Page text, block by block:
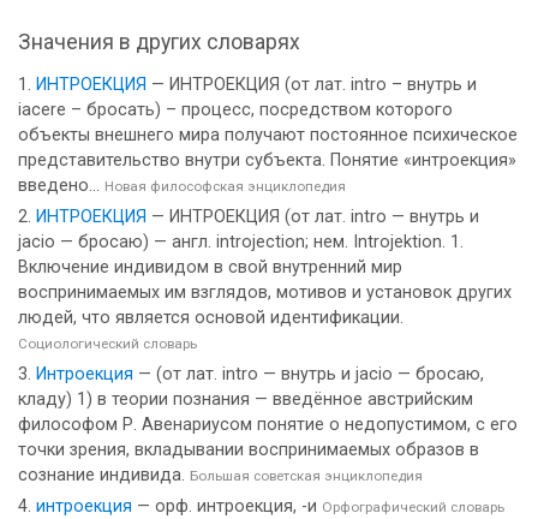
Значения в других словарях
ИНТРОЕКЦИЯ — ИНТРОЕКЦИЯ (от лат. intro – внутрь и
іacere – бросать) – процесс, посредством которого
объекты внешнего мира получают постоянное психическое
представительство внутри субъекта. Понятие «интроекция»
введено... Новая философская энциклопедия
ИНТРОЕКЦИЯ — ИНТРОЕКЦИЯ (от лат. intro — внутрь и
jacio — бросаю) — англ. introjection; нем. Introjektion. 1.
Включение индивидом в свой внутренний мир
воспринимаемых им взглядов, мотивов и установок других
людей, что является основой идентификации.
Социологический словарь
Интроекция — (от лат. intro — внутрь и jacio — бросаю,
кладу) 1) в теории познания — введённое австрийским
философом Р. Авенариусом понятие о недопустимом, с его
точки зрения, вкладывании воспринимаемых образов в
сознание индивида. Большая советская энциклопедия
интроекция — орф. интроекция, -и Орфографический словарь